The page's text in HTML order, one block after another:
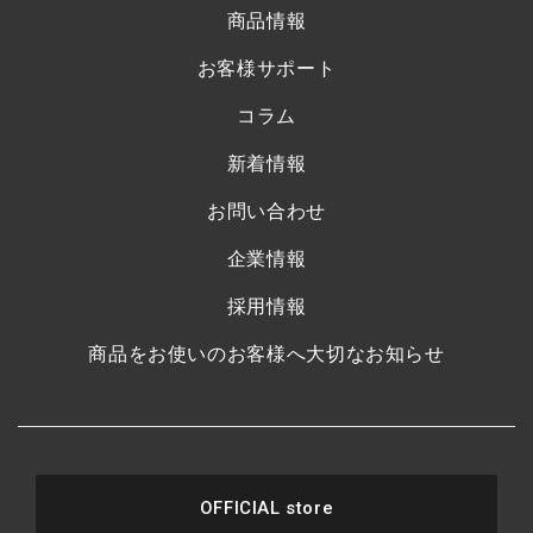
商品情報
お客様サポート
コラム
新着情報
お問い合わせ
企業情報
採用情報
商品をお使いのお客様へ大切なお知らせ
OFFICIAL store